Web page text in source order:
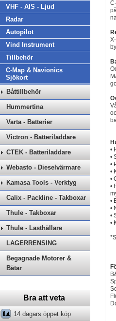
VHF - AIS - Ljud
Radar
Autopilot
Vind Instrument
Tillbehör
C-Map & Navionics
Sjökort
Båttillbehör
Hummertina
Varta - Batterier
Victron - Batteriladdare
CTEK - Batteriladdare
Webasto - Dieselvärmare
Kamasa Tools - Verktyg
Calix - Packline - Takboxar
Thule - Takboxar
Thule - Lasthållare
LAGERRENSING
Begagnade Motorer &
Båtar
Bra att veta
14 dagars öppet köp
•
•
•
•
•
•
•
•
•
•